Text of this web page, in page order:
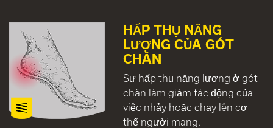
HẤP THỤ NĂNG
LƯỢNG CỦA GÓT
CHÂN
Sự hấp thụ năng lượng ở gót
chân làm giảm tác động của
việc nhảy hoặc chạy lên cơ
thể người mang.